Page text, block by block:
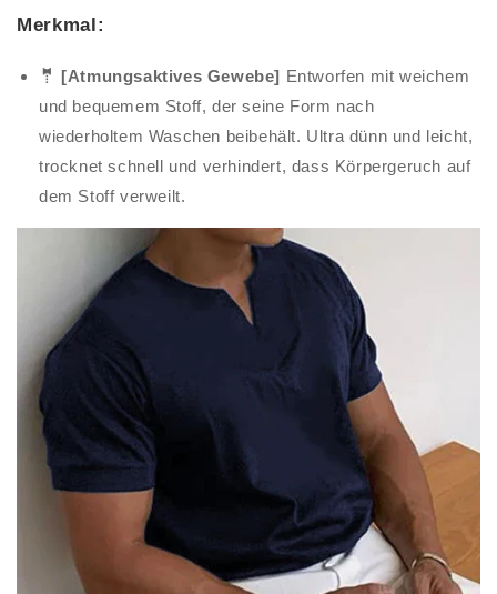
Merkmal:
🤵‍ [Atmungsaktives Gewebe] Entworfen mit weichem
und bequemem Stoff, der seine Form nach
wiederholtem Waschen beibehält. Ultra dünn und leicht,
trocknet schnell und verhindert, dass Körpergeruch auf
dem Stoff verweilt.